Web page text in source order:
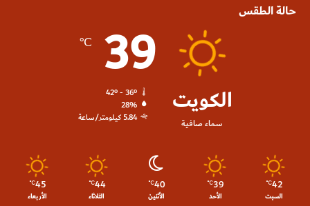
حالة الطقس
الكويت
سماء صافية
39
℃
42º - 36º
28%
5.84 كيلومتر/ساعة
42
℃
السبت
39
℃
الأحد
40
℃
الأثنين
44
℃
الثلاثاء
45
℃
الأربعاء